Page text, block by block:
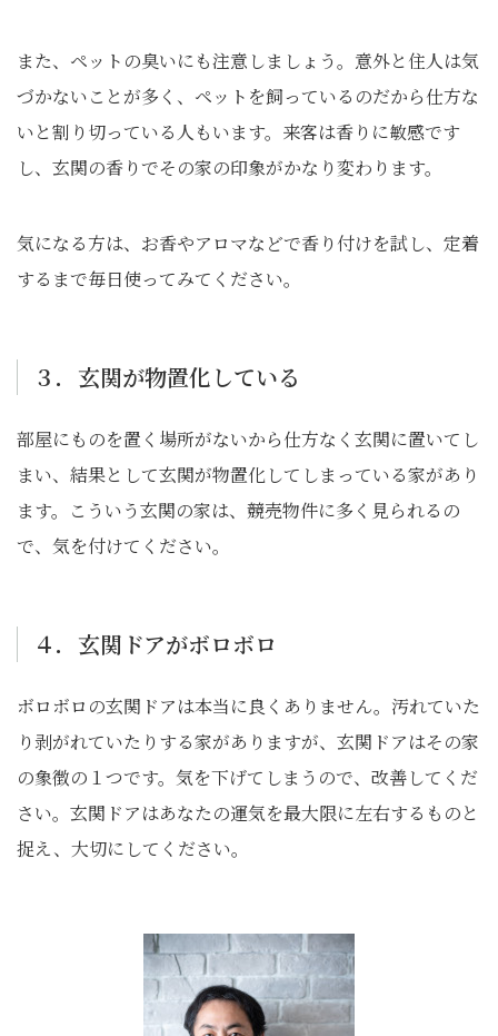
また、ペットの臭いにも注意しましょう。意外と住人は気
づかないことが多く、ペットを飼っているのだから仕方な
いと割り切っている人もいます。来客は香りに敏感です
し、玄関の香りでその家の印象がかなり変わります。
気になる方は、お香やアロマなどで香り付けを試し、定着
するまで毎日使ってみてください。
３．玄関が物置化している
部屋にものを置く場所がないから仕方なく玄関に置いてし
まい、結果として玄関が物置化してしまっている家があり
ます。こういう玄関の家は、競売物件に多く見られるの
で、気を付けてください。
４．玄関ドアがボロボロ
ボロボロの玄関ドアは本当に良くありません。汚れていた
り剥がれていたりする家がありますが、玄関ドアはその家
の象徴の１つです。気を下げてしまうので、改善してくだ
さい。玄関ドアはあなたの運気を最大限に左右するものと
捉え、大切にしてください。